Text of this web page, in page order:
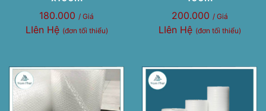
180.000 / Giá
LIên Hệ (đơn tối thiểu)
200.000 / Giá
LIên Hệ (đơn tối thiểu)